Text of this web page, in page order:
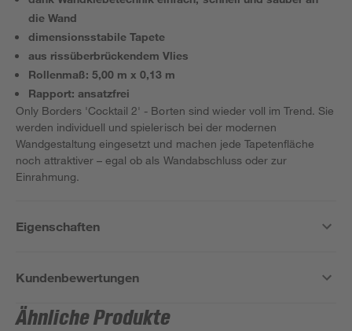
die Wand
dimensionsstabile Tapete
aus rissüberbrückendem Vlies
Rollenmaß: 5,00 m x 0,13 m
Rapport: ansatzfrei
Only Borders 'Cocktail 2' - Borten sind wieder voll im Trend. Sie
werden individuell und spielerisch bei der modernen
Wandgestaltung eingesetzt und machen jede Tapetenfläche
noch attraktiver – egal ob als Wandabschluss oder zur
Einrahmung.
Eigenschaften
Kundenbewertungen
Ähnliche Produkte